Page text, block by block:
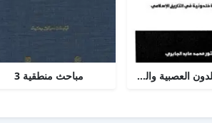
فكر إبن خلدون العصبية والدولة مباحث منطقية 3